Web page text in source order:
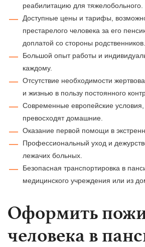
реабилитацию для тяжелобольного.
Доступные цены и тарифы,
престарелого человека за его
доплатой со стороны родственников.
Большой опыт работы и
каждому.
Отсутствие необходимости
и жизнью в пользу постоянного
Современные европейские условия,
превосходят домашние.
Оказание первой помощи в
Профессиональный уход и
лежачих больных.
Безопасная транспортировка в
медицинского учреждения или из
Оформить
человека в